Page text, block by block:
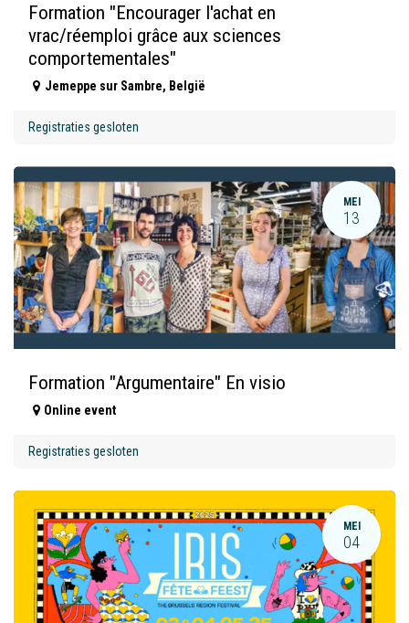
Formation "Encourager l'achat en
vrac/réemploi grâce aux sciences
comportementales"
Jemeppe sur Sambre, België
Registraties gesloten
MEI
13
Formation "Argumentaire" En visio
Online event
Registraties gesloten
MEI
04